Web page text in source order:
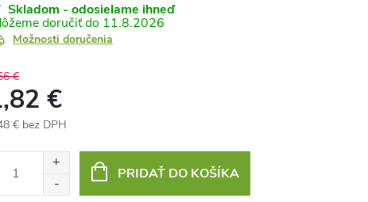
Skladom - odosielame ihneď
11.8.2026
Možnosti doručenia
€
€
€ bez DPH
PRIDAŤ DO KOŠÍKA